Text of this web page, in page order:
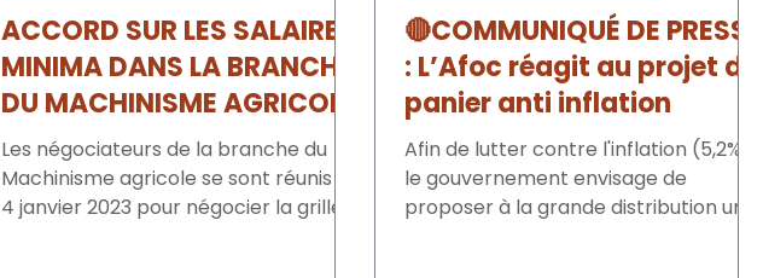
ACCORD SUR LES SALAIRES
MINIMA DANS LA BRANCHE
DU MACHINISME AGRICOLE
Les négociateurs de la branche du
Machinisme agricole se sont réunis le
4 janvier 2023 pour négocier la grille
🔴COMMUNIQUÉ DE PRESSE
: L’Afoc réagit au projet de
panier anti inflation
Afin de lutter contre l'inflation (5,2%),
le gouvernement envisage de
proposer à la grande distribution un